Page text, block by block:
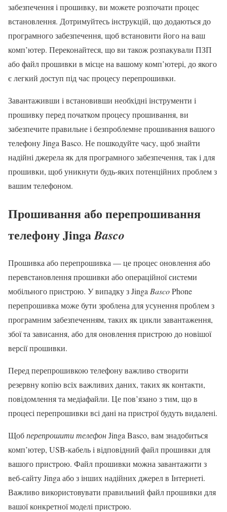
забезпечення і прошивку, ви можете розпочати процес
встановлення. Дотримуйтесь інструкцій, що додаються до
програмного забезпечення, щоб встановити його на ваш
комп’ютер. Переконайтеся, що ви також розпакували ПЗП
або файл прошивки в місце на вашому комп’ютері, до якого
є легкий доступ під час процесу перепрошивки.
Завантаживши і встановивши необхідні інструменти і
прошивку перед початком процесу прошивання, ви
забезпечите правильне і безпроблемне прошивання вашого
телефону Jinga Basco. Не пошкодуйте часу, щоб знайти
надійні джерела як для програмного забезпечення, так і для
прошивки, щоб уникнути будь-яких потенційних проблем з
вашим телефоном.
Прошивання або перепрошивання
телефону JingaBasco
Прошивка або перепрошивка — це процес оновлення або
перевстановлення прошивки або операційної системи
мобільного пристрою. У випадку з Jinga BascoPhone
перепрошивка може бути зроблена для усунення проблем з
програмним забезпеченням, таких як цикли завантаження,
збої та зависання, або для оновлення пристрою до новішої
версії прошивки.
Перед перепрошивкою телефону важливо створити
резервну копію всіх важливих даних, таких як контакти,
повідомлення та медіафайли. Це пов’язано з тим, що в
процесі перепрошивки всі дані на пристрої будуть видалені.
Щобперепрошити телефонJinga Basco, вам знадобиться
комп’ютер, USB-кабель і відповідний файл прошивки для
вашого пристрою. Файл прошивки можна завантажити з
веб-сайту Jinga або з інших надійних джерел в Інтернеті.
Важливо використовувати правильний файл прошивки для
вашої конкретної моделі пристрою.